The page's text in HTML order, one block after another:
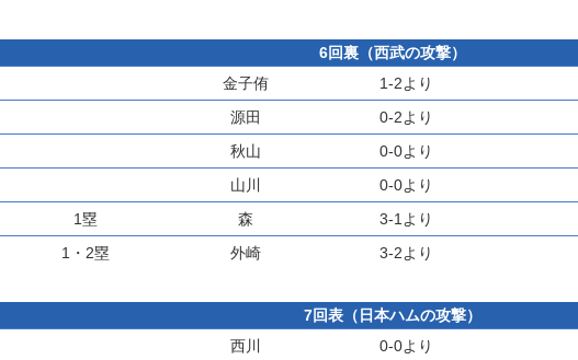
6回裏（西武の攻撃）
金子侑 1-2より
源田 0-2より
秋山 0-0より
山川 0-0より
1塁 森 3-1より
1・2塁 外崎 3-2より
7回表（日本ハムの攻撃）
西川 0-0より